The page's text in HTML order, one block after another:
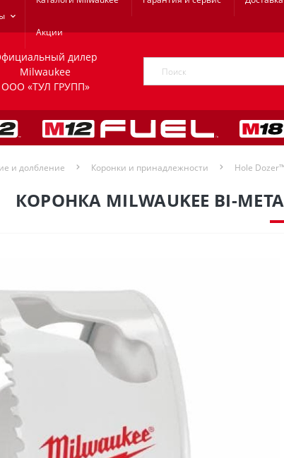
Акции
дилер
Milwaukee
ООО «ТУЛ ГРУПП»
и долбление Коронки и принадлежности Hole
КОРОНКА MILWAUKEE BI-